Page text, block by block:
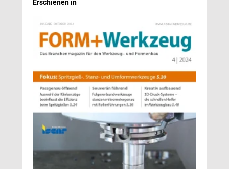
Erschienen in